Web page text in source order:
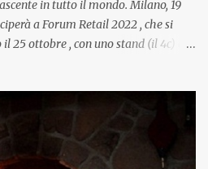
in tutto il mondo. Milano, 19
a Forum Retail 2022 , che si
25 ottobre , con uno stand (il 4c) e
Il primo appuntamento è per le ore
Manager di CM.com Italia, che
Il presente e futuro del